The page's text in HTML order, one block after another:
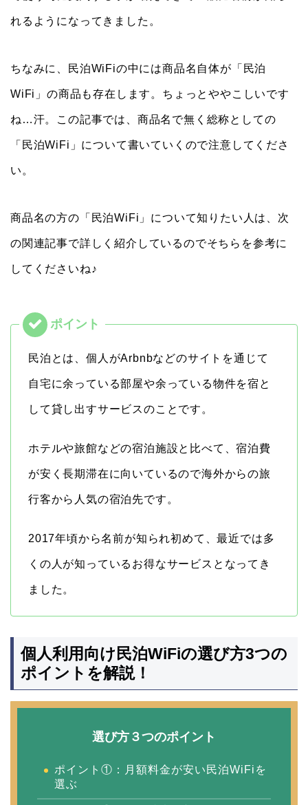
れるようになってきました。
ちなみに、民泊WiFiの中には商品名自体が「民泊
WiFi」の商品も存在します。ちょっとややこしいです
ね…汗。この記事では、商品名で無く総称としての
「民泊WiFi」について書いていくので注意してくださ
い。
商品名の方の「民泊WiFi」について知りたい人は、次
の関連記事で詳しく紹介しているのでそちらを参考に
してくださいね♪
民泊とは、個人がArbnbなどのサイトを通じて
自宅に余っている部屋や余っている物件を宿と
して貸し出すサービスのことです。
ホテルや旅館などの宿泊施設と比べて、宿泊費
が安く長期滞在に向いているので海外からの旅
行客から人気の宿泊先です。
2017年頃から名前が知られ初めて、最近では多
くの人が知っているお得なサービスとなってき
ました。
個人利用向け民泊WiFiの選び方3つの
ポイントを解説！
選び方３つのポイント
ポイント①：月額料金が安い民泊WiFiを
選ぶ